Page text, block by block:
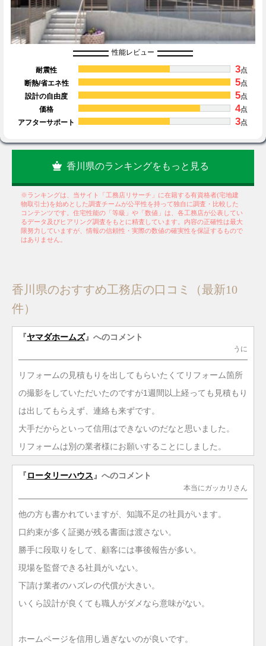
性能レビュー
耐震性 3点
断熱/省エネ性
5点
設計の自由度
5点
価格
4点
アフターサポート
3点
香川県のランキングをもっと見る
※ランキングは、当サイト「工務店リサーチ」に在籍する有資格者(宅地建
物取引士)を始めとした調査チームが公平性を持って独自に調査・比較した
コンテンツです。住宅性能の「等級」や「数値」は、各工務店が公表してい
るデータ及びヒアリング調査をもとに精査しています。内容の正確性は最大
限努力していますが、情報の信頼性・実際の数値の確実性を保証するもので
はありません。
香川県のおすすめ工務店の口コミ（最新10
件）
『ヤマダホームズ』へのコメント
うに
リフォームの見積もりを出してもらいたくてリフォーム箇所
の撮影をしていただいたのですが1週間以上経っても見積もり
は出してもらえず、連絡も来ずです。
大手だからといって信用はできないのだなと思いました。
リフォームは別の業者様にお願いすることにしました。
『ロータリーハウス』へのコメント
本当にガッカリさん
他の方も書かれていますが、知識不足の社員がいます。
口約束が多く証拠が残る書面は渡さない。
勝手に段取りをして、顧客には事後報告が多い。
現場を監督できる社員がいない。
下請け業者のハズレの代償が大きい。
いくら設計が良くても職人がダメなら意味がない。
ホームページを信用し過ぎないのが良いです。